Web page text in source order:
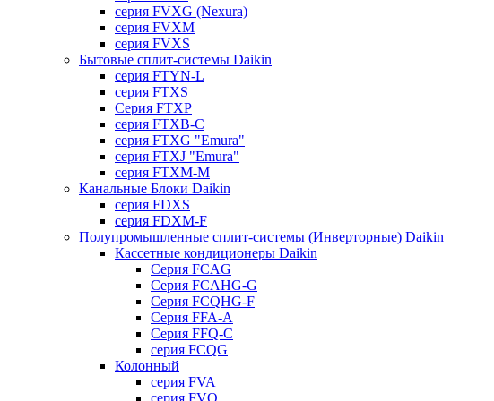
серия FVXG (Nexura)
серия FVXM
серия FVXS
Бытовые сплит-системы Daikin
серия FTYN-L
серия FTXS
Серия FTXP
серия FTXB-C
серия FTXG "Emura"
серия FTXJ "Emura"
серия FTXM-M
Канальные Блоки Daikin
серия FDXS
серия FDXM-F
Полупромышленные сплит-системы (Инверторные) Daikin
Кассетные кондиционеры Daikin
Серия FCAG
Серия FCAHG-G
Серия FCQHG-F
Серия FFA-A
Серия FFQ-C
серия FCQG
Колонный
серия FVA
серия FVQ